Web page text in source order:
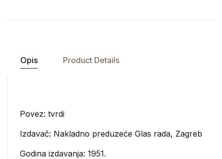
Opis Product Details
Povez: tvrdi
Izdavač: Nakladno preduzeće Glas rada, Zagreb
Godina izdavanja: 1951.